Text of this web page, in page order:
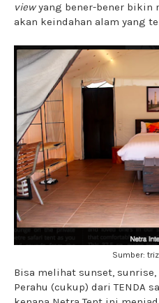
viewyang bener-bener bikin
akan keindahan alam yang
Sumber:
Bisa melihat sunset, sunrise,
Perahu (cukup) dari TENDA